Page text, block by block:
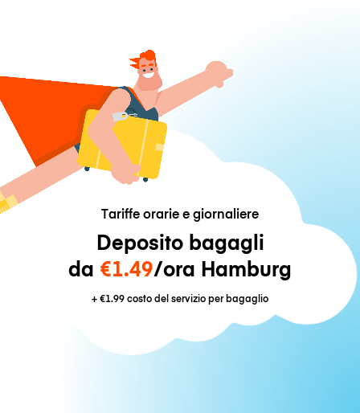
Tariffe orarie e giornaliere
Deposito bagagli
da €1.49/ora Hamburg
+€1.99costo del servizio per bagaglio